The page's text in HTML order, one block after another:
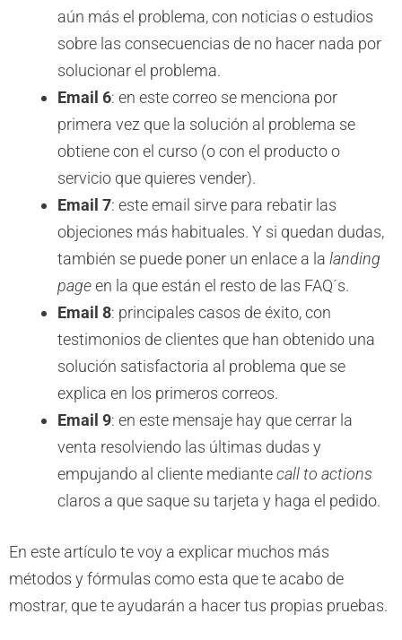
aún más el problema, con noticias o estudios
sobre las consecuencias de no hacer nada por
solucionar el problema.
Email 6: en este correo se menciona por
primera vez que la solución al problema se
obtiene con el curso (o con el producto o
servicio que quieres vender).
Email 7: este email sirve para rebatir las
objeciones más habituales. Y si quedan dudas,
también se puede poner un enlace a la landing
pageen la que están el resto de las FAQ´s.
Email 8: principales casos de éxito, con
testimonios de clientes que han obtenido una
solución satisfactoria al problema que se
explica en los primeros correos.
Email 9: en este mensaje hay que cerrar la
venta resolviendo las últimas dudas y
empujando al cliente mediantecall to actions
claros a que saque su tarjeta y haga el pedido.
En este artículo te voy a explicar muchos más
métodos y fórmulas como esta que te acabo de
mostrar, que te ayudarán a hacer tus propias pruebas.